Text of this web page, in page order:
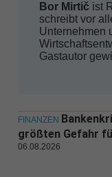
Bor Mirtič ist
schreibt vor
Unternehmen
Gastautor
FINANZEN
größten Gefahr
06.08.2026